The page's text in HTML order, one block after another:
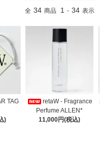
全 34 商品 1 - 34 表示
TAG
)
retaW - Fragrance
Perfume ALLEN*
11,000円(税込)